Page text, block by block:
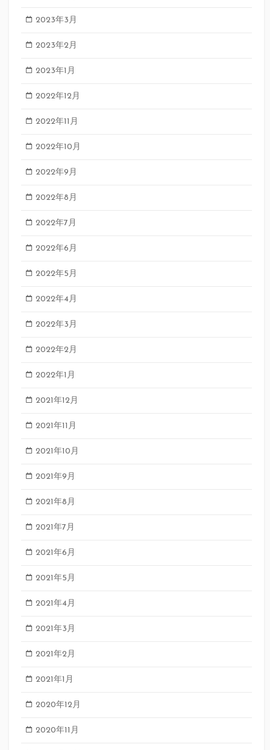
2023年3月
2023年2月
2023年1月
2022年12月
2022年11月
2022年10月
2022年9月
2022年8月
2022年7月
2022年6月
2022年5月
2022年4月
2022年3月
2022年2月
2022年1月
2021年12月
2021年11月
2021年10月
2021年9月
2021年8月
2021年7月
2021年6月
2021年5月
2021年4月
2021年3月
2021年2月
2021年1月
2020年12月
2020年11月